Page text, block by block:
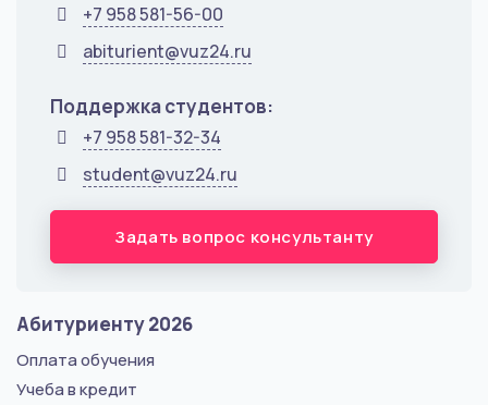
+7 958 581-56-00
abiturient@vuz24.ru
Поддержка студентов:
+7 958 581-32-34
student@vuz24.ru
Задать вопрос консультанту
Абитуриенту 2026
Оплата обучения
Учеба в кредит